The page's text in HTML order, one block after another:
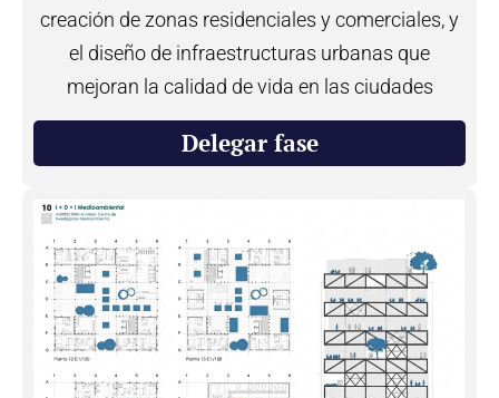
creación de zonas residenciales y comerciales, y
el diseño de infraestructuras urbanas que
mejoran la calidad de vida en las ciudades
Delegar fase